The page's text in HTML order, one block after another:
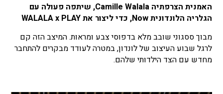
האמנית הצרפתיה Camille Walala, שיתפה פעולה עם
הגלריה הלונדונית Now, כדי ליצור את WALALA x PLAY
מבוך ססגוני שובב מלא בדפוסי צבע ומראות. המיצב הזה קם
לרגל שבוע העיצוב של לונדון, במטרה לעודד מבקרים להתחבר
מחדש עם הצד הילדותי שלהם.